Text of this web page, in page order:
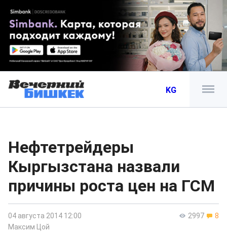
KG
Нефтетрейдеры
Кыргызстана назвали
причины роста цен на ГСМ
2997 8
04 августа 2014 12:00
Максим Цой